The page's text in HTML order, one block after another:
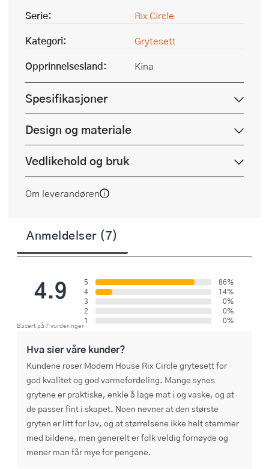
Serie:
Rix Circle
Kategori:
Grytesett
Opprinnelsesland:
Kina
Spesifikasjoner
Design og materiale
Vedlikehold og bruk
Om leverandøren
Anmeldelser (7)
4.9
Basert på 7 vurderinger
5
86%
4
14%
3
0%
2
0%
1
0%
Hva sier våre kunder?
Kundene roser Modern House Rix Circle grytesett for
god kvalitet og god varmefordeling. Mange synes
grytene er praktiske, enkle å lage mat i og vaske, og at
de passer fint i skapet. Noen nevner at den største
gryten er litt for lav, og at størrelsene ikke helt stemmer
med bildene, men generelt er folk veldig fornøyde og
mener man får mye for pengene.